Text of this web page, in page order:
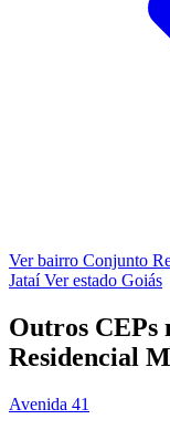
Ver bairro Conjunto
JataíVer estado Goiás
Outros
Residencial
Avenida 41